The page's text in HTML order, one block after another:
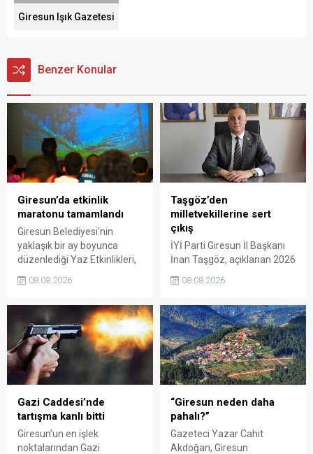
Giresun Işık Gazetesi
Benzer Konular
Giresun’da etkinlik
maratonu tamamlandı
Giresun Belediyesi'nin
yaklaşık bir ay boyunca
düzenlediği Yaz Etkinlikleri,
binlerce vatandaşı kültür,
sanat ve eğlenceyle
organizasyonun ardından
Kadın El Emeği Pazarı'nın
süresi de 16 Ağustos'a
kadar uzatıldı.
08.08.2026
Taşgöz’den
milletvekillerine sert
çıkış
İYİ Parti Giresun İl Başkanı
İnan Taşgöz, açıklanan 2026
yılı fındık alım fiyatı
üzerinden iktidar
eleştirdi. Taşgöz, üreticinin
emeğinin karşılığını
alamadığını savunarak,
Giresun milletvekillerini
sessiz kalmakla suçladı.
08.08.2026
Gazi Caddesi’nde
tartışma kanlı bitti
Giresun’un en işlek
noktalarından Gazi
“Giresun neden daha
pahalı?”
Gazeteci Yazar Cahit
Akdoğan, Giresun